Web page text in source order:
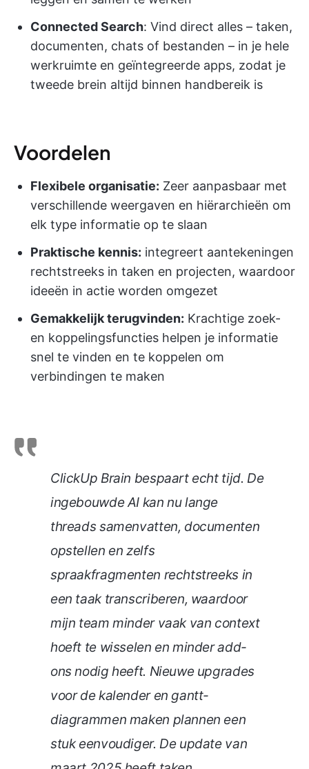
Connected Search: Vind direct alles – taken,
documenten, chats of bestanden – in je hele
werkruimte en geïntegreerde apps, zodat je
tweede brein altijd binnen handbereik is
Voordelen
Flexibele organisatie: Zeer aanpasbaar met
verschillende weergaven en hiërarchieën om
elk type informatie op te slaan
Praktische kennis: integreert aantekeningen
rechtstreeks in taken en projecten, waardoor
ideeën in actie worden omgezet
Gemakkelijk terugvinden: Krachtige zoek-
en koppelingsfuncties helpen je informatie
snel te vinden en te koppelen om
verbindingen te maken
ClickUp Brain bespaart echt tijd. De
ingebouwde AI kan nu lange
threads samenvatten, documenten
opstellen en zelfs
spraakfragmenten rechtstreeks in
een taak transcriberen, waardoor
mijn team minder vaak van context
hoeft te wisselen en minder add-
ons nodig heeft. Nieuwe upgrades
voor de kalender en gantt-
diagrammen maken plannen een
stuk eenvoudiger. De update van